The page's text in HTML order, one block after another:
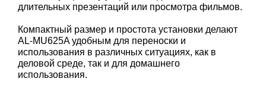
длительных презентаций или просмотра фильмов.
Компактный размер и простота установки делают
AL-MU625A удобным для переноски и
использования в различных ситуациях, как в
деловой среде, так и для домашнего
использования.